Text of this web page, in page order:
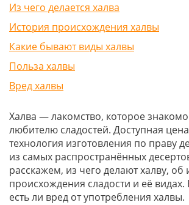
Из чего делается халва
История происхождения халвы
Какие бывают виды халвы
Польза халвы
Вред халвы
Халва — лакомство, которое
любителю сладостей. Доступная
технология изготовления по праву
из самых распространённых
расскажем, из чего делают халву, об
происхождения сладости и её
есть ли вред от употребления халвы.